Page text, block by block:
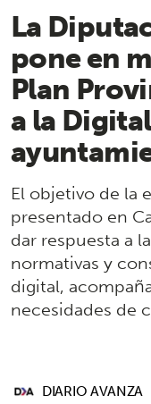
La
pone en
Plan
a la
El objetivo de la
presentado en
dar respuesta a
normativas y
digital,
necesidades de
DIARIO AVANZA